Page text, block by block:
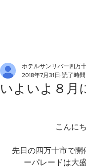
いよいよ８月
ホテルサンリバー四万
2018年7月31日 読了時間
こんに
先日の四万十市で開
ーパレードは大